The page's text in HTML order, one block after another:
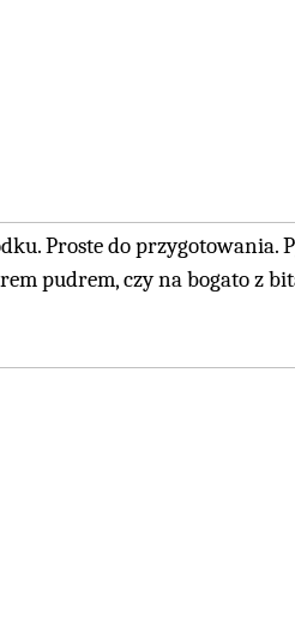
Proste do przygotowania.
pudrem, czy na bogato z